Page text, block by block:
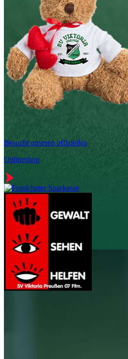
Besucht unseren offiziellen
Onlineshop